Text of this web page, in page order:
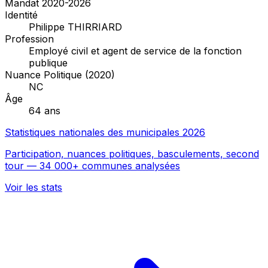
Mandat 2020-2026
Identité
Philippe THIRRIARD
Profession
Employé civil et agent de service de la fonction
publique
Nuance Politique (2020)
NC
Âge
64 ans
Statistiques nationales des municipales 2026
Participation, nuances politiques, basculements, second
tour — 34 000+ communes analysées
Voir les stats